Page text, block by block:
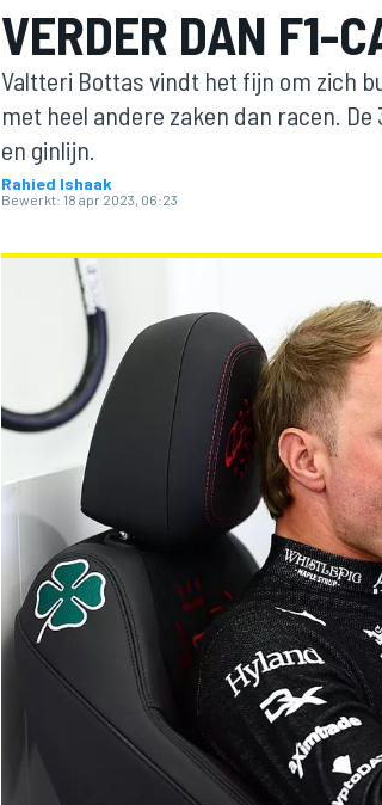
MOTOGP
INDYCAR
VERDER DAN F1-
Valtteri Bottas vindt het fijn om zich
met heel andere zaken dan racen.
en ginlijn.
Rahied Ishaak
Bewerkt: 18 apr 2023, 06:23